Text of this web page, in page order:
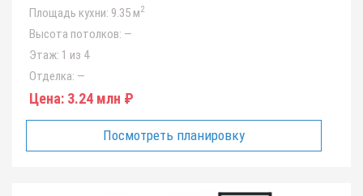
Площадь кухни: 9.35 м2
Высота потолков: —
Этаж: 1 из 4
Отделка: —
Цена: 3.24 млн ₽
Посмотреть планировку